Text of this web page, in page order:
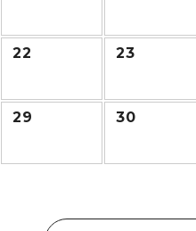
22 23
29 30